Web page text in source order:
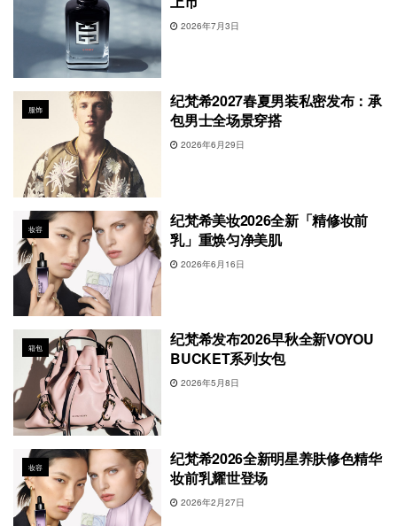
2026年7月3日
服饰
纪梵希2027春夏男装私密发布：承
包男士全场景穿搭
2026年6月29日
妆容
纪梵希美妆2026全新「精修妆前
乳」重焕匀净美肌
2026年6月16日
箱包
纪梵希发布2026早秋全新VOYOU
BUCKET系列女包
2026年5月8日
妆容
纪梵希2026全新明星养肤修色精华
妆前乳耀世登场
2026年2月27日